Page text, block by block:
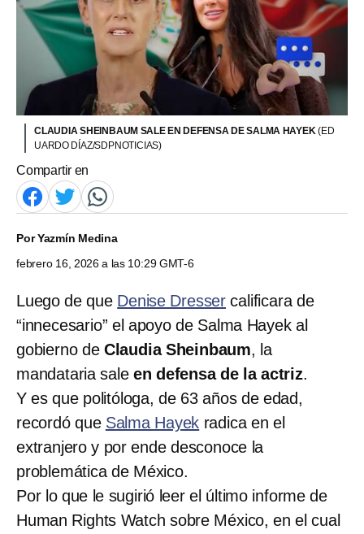
CLAUDIA SHEINBAUM SALE EN DEFENSA DE SALMA HAYEK(ED
UARDO DÍAZ/SDPNOTICIAS)
Compartir en
PorYazmín Medina
febrero 16, 2026 a las 10:29 GMT-6
Luego de que Denise Dresser calificara de
“innecesario” el apoyo de Salma Hayek al
gobierno de Claudia Sheinbaum, la
mandataria saleen defensa de la actriz.
Y es que politóloga, de 63 años de edad,
recordó que Salma Hayek radica en el
extranjero y por ende desconoce la
problemática de México.
Por lo que le sugirió leer el último informe de
Human Rights Watch sobre México, en el cual